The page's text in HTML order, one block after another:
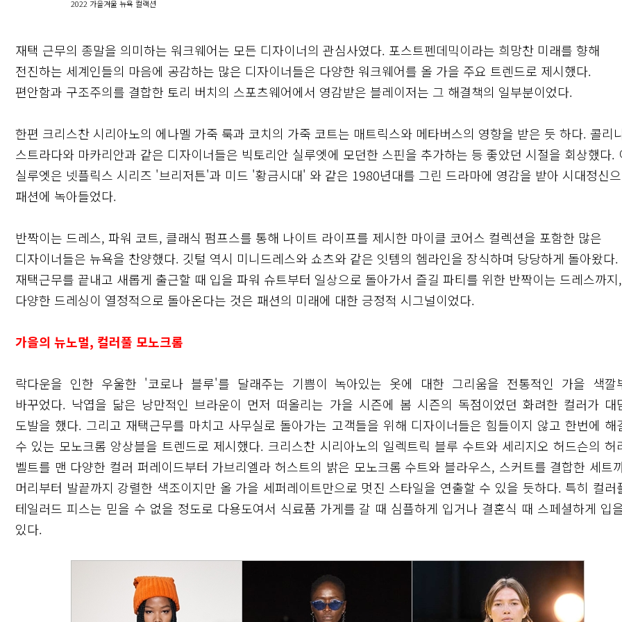
2022 가을겨울 뉴욕 컬랙션
재택 근무의 종말을 의미하는 워크웨어는 모든 디자이너의 관심사였다. 포스트펜데믹이라는 희망찬 미래를 향해
전진하는 세계인들의 마음에 공감하는 많은 디자이너들은 다양한 워크웨어를 올 가을 주요 트렌드로 제시했다.
편안함과 구조주의를 결합한 토리 버치의 스포츠웨어에서 영감받은 블레이저는 그 해결책의 일부분이었다.
한편 크리스찬 시리아노의 에나멜 가죽 룩과 코치의 가죽 코트는 매트릭스와 메타버스의 영향을 받은 듯 하다. 콜리
스트라다와 마카리안과 같은 디자이너들은 빅토리안 실루엣에 모던한 스핀을 추가하는 등 좋았던 시절을 회상했다.
실루엣은 넷플릭스 시리즈 '브리저튼'과 미드 '황금시대' 와 같은 1980년대를 그린 드라마에 영감을 받아 시대정신
패션에 녹아들었다.
반짝이는 드레스, 파워 코트, 클래식 펌프스를 통해 나이트 라이프를 제시한 마이클 코어스 컬렉션을 포함한 많은
디자이너들은 뉴욕을 찬양했다. 깃털 역시 미니드레스와 쇼츠와 같은 잇템의 헴라인을 장식하며 당당하게 돌아왔다.
재택근무를 끝내고 새롭게 출근할 때 입을 파워 슈트부터 일상으로 돌아가서 즐길 파티를 위한 반짝이는 드레스까지,
다양한 드레싱이 열정적으로 돌아온다는 것은 패션의 미래에 대한 긍정적 시그널이었다.
가을의 뉴노멀, 컬러풀 모노크롬
락다운을 인한 우울한 '코로나 블루'를 달래주는 기쁨이 녹아있는 옷에 대한 그리움을 전통적인 가을 색깔
바꾸었다. 낙엽을 닮은 낭만적인 브라운이 먼저 떠올리는 가을 시즌에 봄 시즌의 독점이었던 화려한 컬러가 대
도발을 했다. 그리고 재택근무를 마치고 사무실로 돌아가는 고객들을 위해 디자이너들은 힘들이지 않고 한번에 해
수 있는 모노크롬 앙상블을 트렌드로 제시했다. 크리스찬 시리아노의 일렉트릭 블루 수트와 세리지오 허드슨의 허
벨트를 맨 다양한 컬러 퍼레이드부터 가브리엘라 허스트의 밝은 모노크롬 수트와 블라우스, 스커트를 결합한 세트
머리부터 발끝까지 강렬한 색조이지만 올 가을 세퍼레이트만으로 멋진 스타일을 연출할 수 있을 듯하다. 특히 컬러
테일러드 피스는 믿을 수 없을 정도로 다용도여서 식료품 가게를 갈 때 심플하게 입거나 결혼식 때 스페셜하게 입
있다.